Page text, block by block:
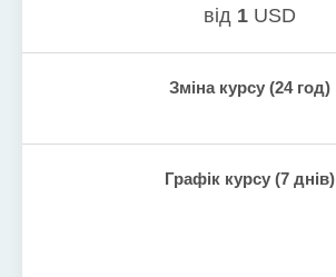
від 1USD
Зміна курсу (24 год)
Графік курсу (7 днів)